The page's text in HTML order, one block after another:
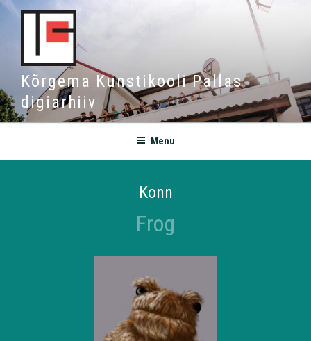
Kõrgema Kunstikooli Pallas
digiarhiiv
Menu
Konn
Frog